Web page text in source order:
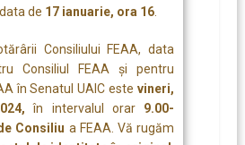
de 17 ianuarie, ora 16.
Consiliului FEAA, data
Consiliul FEAA și pentru
în Senatul UAIC estevineri,
în intervalul orar 9.00-
Consiliu a FEAA. Vă rugăm